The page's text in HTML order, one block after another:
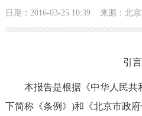
机构职
政策兑现 政策
日期：2016-03-25 10:39 来源：北
引言
本报告是根据《中华人民共
下简称《条例》)和《北京市政